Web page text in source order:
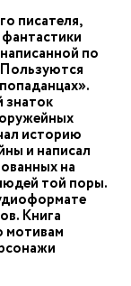
писателя,
по
знаток
историю
и написал
на
той поры.
Книга
мотивам